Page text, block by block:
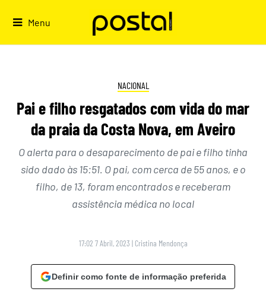
Menu
NACIONAL
Pai e filho resgatados com vida do mar
da praia da Costa Nova, em Aveiro
O alerta para o desaparecimento de pai e filho tinha
sido dado às 15:51. O pai, com cerca de 55 anos, e o
filho, de 13, foram encontrados e receberam
assistência médica no local
17:02 7 Abril, 2023 | Cristina Mendonça
Definir como fonte de informação preferida